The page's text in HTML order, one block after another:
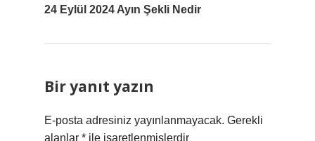
24 Eylül 2024 Ayın Şekli Nedir
Bir yanıt yazın
E-posta adresiniz yayınlanmayacak. Gerekli
alanlar * ile işaretlenmişlerdir